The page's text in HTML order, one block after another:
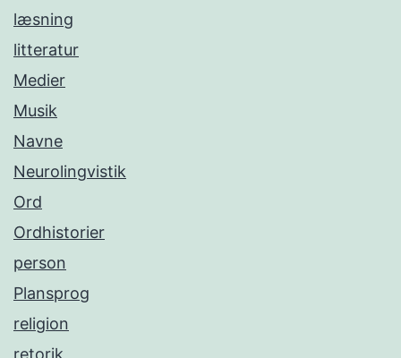
læsning
litteratur
Medier
Musik
Navne
Neurolingvistik
Ord
Ordhistorier
person
Plansprog
religion
retorik